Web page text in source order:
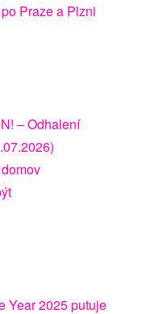
Praze a Plzni
– Odhalení
Year 2025 putuje